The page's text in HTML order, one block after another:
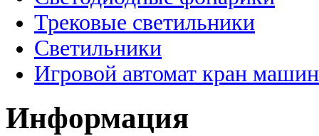
Трековые светильники
Светильники
Игровой автомат кран
Информация